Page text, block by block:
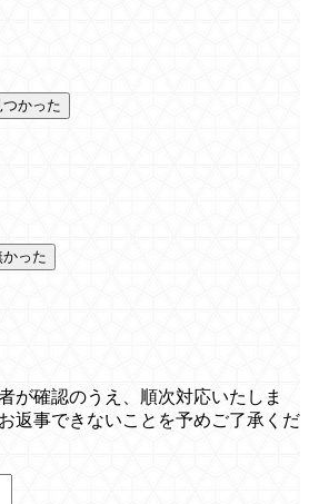
かった
った
が確認のうえ、順次対応いたしま
返事できないことを予めご了承くだ